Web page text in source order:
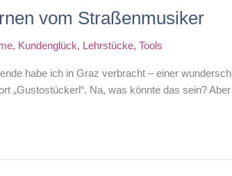
vom Straßenmusiker
, Kundenglück, Lehrstücke, Tools
habe ich in Graz verbracht – einer
„Gustostückerl“. Na, was könnte das sein?